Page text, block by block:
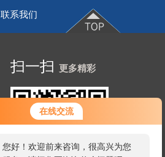
在线交流
您好！欢迎前来咨询，很高兴为您
服务，请问您要咨询什么问题呢？
您好，看您停留很久了，是否找到
联系我们
扫一扫 更多精彩